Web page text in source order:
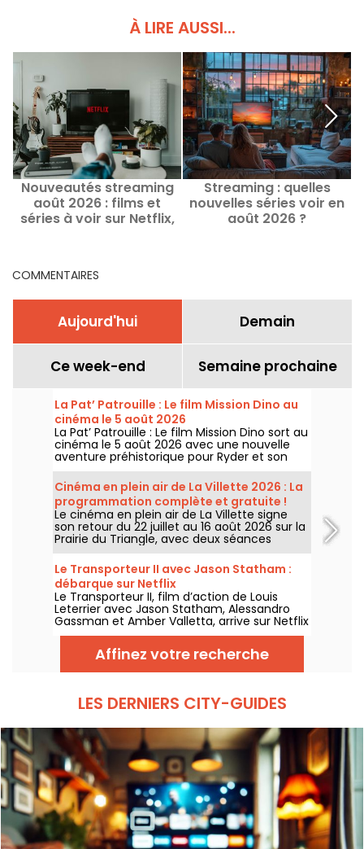
À LIRE AUSSI...
Nouveautés streaming
août 2026 : films et
séries à voir sur Netflix,
Streaming : quelles
nouvelles séries voir en
août 2026 ?
COMMENTAIRES
Aujourd'hui Demain
Ce week-end Semaine prochaine
La Pat’ Patrouille : Le film Mission Dino au
cinéma le 5 août 2026
La Pat’ Patrouille : Le film Mission Dino sort au
cinéma le 5 août 2026 avec une nouvelle
aventure préhistorique pour Ryder et son
équipe.
Cinéma en plein air de La Villette 2026 : La
programmation complète et gratuite !
Le cinéma en plein air de La Villette signe
son retour du 22 juillet au 16 août 2026 sur la
Prairie du Triangle, avec deux séances
gratuites par jour, à 18h et 21h. Pour cette
35e édition, le festival met à l’honneur le
thème “L’appel de la forêt”. Découvrez la
programmation complète et gratuite !
Le Transporteur II avec Jason Statham :
débarque sur Netflix
Le Transporteur II, film d’action de Louis
Leterrier avec Jason Statham, Alessandro
Gassman et Amber Valletta, arrive sur Netflix
le 29 juillet 2026.
Affinez votre recherche
LES DERNIERS CITY-GUIDES